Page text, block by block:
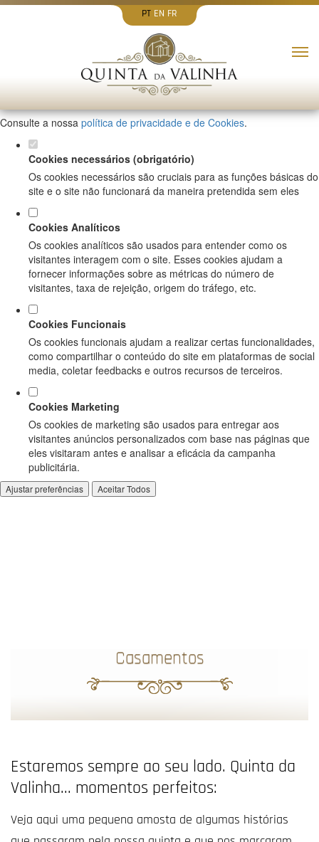
Defina as suas preferências de cookies
Este website utiliza cookies estritamente necessários, analíticos e
funcionais, para lhe oferecer uma boa experiência de navegação e
acesso a todas as funcionalidades.
Consulte a nossa política de privacidade e de Cookies.
Cookies necessários (obrigatório)
Os cookies necessários são cruciais para as funções básicas do
site e o site não funcionará da maneira pretendida sem eles
Cookies Analíticos
Os cookies analíticos são usados para entender como os
visitantes interagem com o site. Esses cookies ajudam a
fornecer informações sobre as métricas do número de
visitantes, taxa de rejeição, origem do tráfego, etc.
Cookies Funcionais
Os cookies funcionais ajudam a realizar certas funcionalidades,
como compartilhar o conteúdo do site em plataformas de social
media, coletar feedbacks e outros recursos de terceiros.
Cookies Marketing
Os cookies de marketing são usados para entregar aos
visitantes anúncios personalizados com base nas páginas que
eles visitaram antes e analisar a eficácia da campanha
publicitária.
Ajustar preferências Aceitar Todos
PT EN FR
Casamentos
Estaremos sempre ao seu lado. Quinta da
Valinha... momentos perfeitos:
Veja aqui uma pequena amosta de algumas histórias